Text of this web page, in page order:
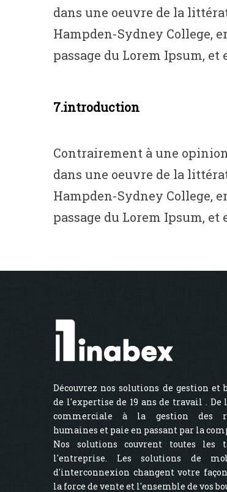
dans une oeuvre de la
Hampden-Sydney College,
passage du Lorem Ipsum,
7.introduction
Contrairement à une
dans une oeuvre de la
Hampden-Sydney College,
passage du Lorem Ipsum,
Découvrez nos solutions de gestion et
de l'expertise de 19 ans de travail . De
commerciale à la gestion des
humaines et paie en passant par la
Nos solutions couvrent toutes les
l'entreprise. Les solutions de
d'interconnexion changent votre
la force de vente et l'ensemble de vos